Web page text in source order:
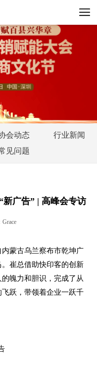
会动态
行业新闻
见问题
广告” | 高峰会专访
蒙古乌兰察布市乾坤广
崔总借助快印客的创新
魄力和胆识，完成了从
飞跃，带领着企业一跃千